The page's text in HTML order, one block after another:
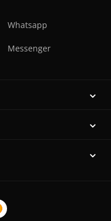
Whatsapp
Messenger